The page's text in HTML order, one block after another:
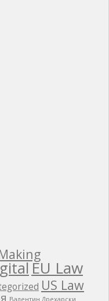
EU Law
US Law
Валентин Дрехарски